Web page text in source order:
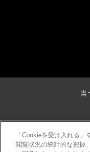
当
「Cookieを受け入れる
閲覧状況の統計的な把握